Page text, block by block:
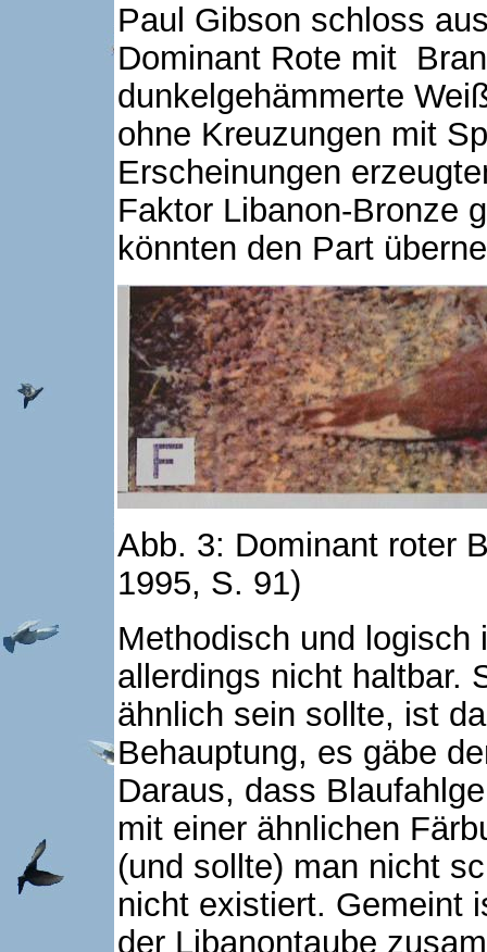
Paul Gibson schloss
Dominant Rote mit
dunkelgehämmerte
ohne Kreuzungen mit
Erscheinungen
Faktor Libanon-Bronze
könnten den Part
Abb. 3: Dominant roter
1995, S. 91)
Methodisch und
allerdings nicht haltbar.
ähnlich sein sollte, ist
Behauptung, es gäbe
Daraus, dass
mit einer ähnlichen
(und sollte) man nicht
nicht existiert. Gemeint
der Libanontaube